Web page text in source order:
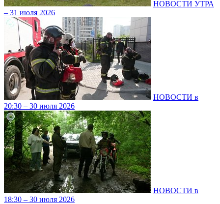
НОВОСТИ УТРА
– 31 июля 2026
НОВОСТИ в
20:30 – 30 июля 2026
НОВОСТИ в
18:30 – 30 июля 2026